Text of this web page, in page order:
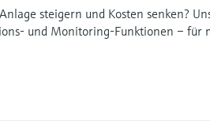
steigern und Kosten senken?
und Monitoring-Funktionen – für